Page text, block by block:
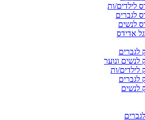
לילדים/ות
לגברים
לנשים
אדידס
לגברים
לנשים ונוער
לילדים/ות
לגברים
לנשים